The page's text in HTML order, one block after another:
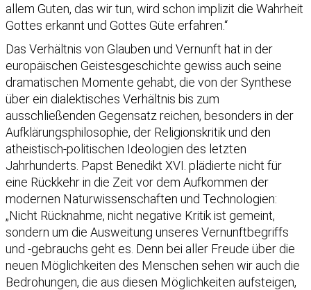
allem Guten, das wir tun, wird schon implizit die Wahrheit
Gottes erkannt und Gottes Güte erfahren.“
Das Verhältnis von Glauben und Vernunft hat in der
europäischen Geistesgeschichte gewiss auch seine
dramatischen Momente gehabt, die von der Synthese
über ein dialektisches Verhältnis bis zum
ausschließenden Gegensatz reichen, besonders in der
Aufklärungsphilosophie, der Religionskritik und den
atheistisch-politischen Ideologien des letzten
Jahrhunderts. Papst Benedikt XVI. plädierte nicht für
eine Rückkehr in die Zeit vor dem Aufkommen der
modernen Naturwissenschaften und Technologien:
„Nicht Rücknahme, nicht negative Kritik ist gemeint,
sondern um die Ausweitung unseres Vernunftbegriffs
und -gebrauchs geht es. Denn bei aller Freude über die
neuen Möglichkeiten des Menschen sehen wir auch die
Bedrohungen, die aus diesen Möglichkeiten aufsteigen,